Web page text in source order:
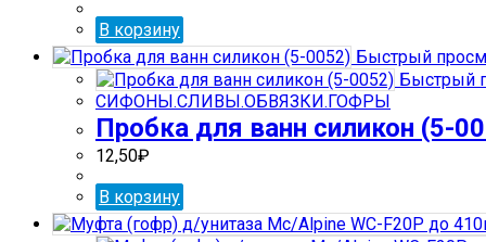
В корзину
Быстрый
Быстрый
СИФОНЫ.СЛИВЫ.ОБВЯЗКИ.ГОФРЫ
Пробка для ванн силикон (5-
12,50₽
В корзину